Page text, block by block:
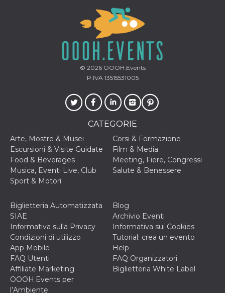
© 2026OOOH.Events
P.IVA 13515531005
CATEGORIE
Arte, Mostre & Musei
Corsi & Formazione
Escursioni & Visite Guidate
Film & Media
Food & Beverages
Meeting, Fiere, Congressi
Musica, Eventi Live, Club
Salute & Benessere
Sport & Motori
Biglietteria Automatizzata
SIAE
Blog
Archivio Eventi
Informativa sulla Privacy
Informativa sui Cookies
Condizioni di utilizzo
Tutorial: crea un evento
App Mobile
Help
FAQ Utenti
FAQ Organizzatori
Affiliate Marketing
Biglietteria White Label
OOOH.Events per
l’Ambiente